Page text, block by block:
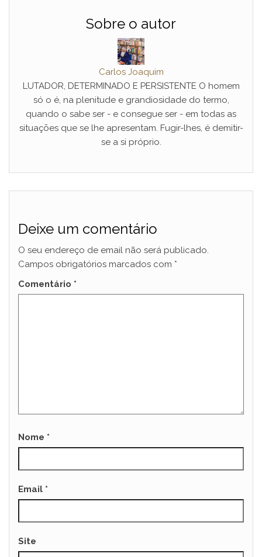
Sobre o autor
Carlos Joaquim
LUTADOR, DETERMINADO E PERSISTENTE O homem
só o é, na plenitude e grandiosidade do termo,
quando o sabe ser - e consegue ser - em todas as
situações que se lhe apresentam. Fugir-lhes, é demitir-
se a si próprio.
Deixe um comentário
O seu endereço de email não será publicado.
Campos obrigatórios marcados com *
Comentário *
Nome *
Email *
Site